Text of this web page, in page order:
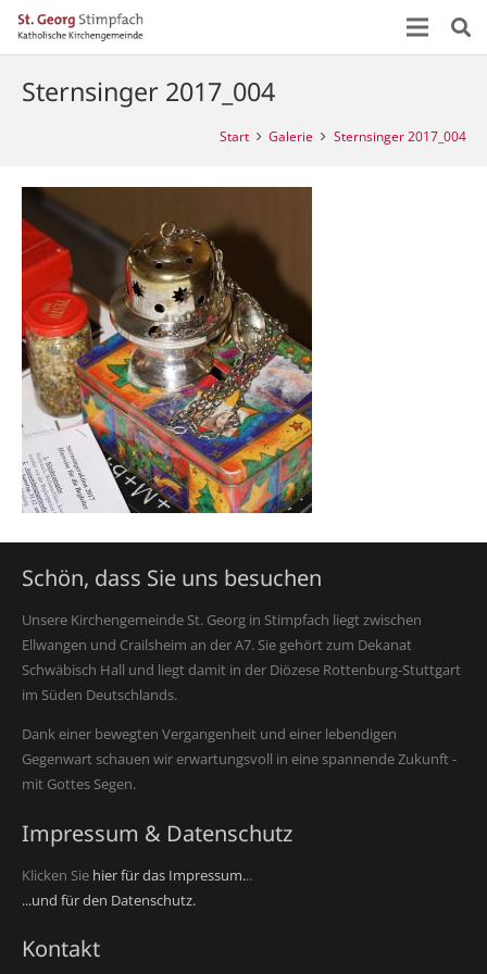
Sternsinger 2017_004
Start Galerie Sternsinger 2017_004
Schön, dass Sie uns besuchen
Unsere Kirchengemeinde St. Georg in Stimpfach liegt zwischen
Ellwangen und Crailsheim an der A7. Sie gehört zum Dekanat
Schwäbisch Hall und liegt damit in der Diözese Rottenburg-Stuttgart
im Süden Deutschlands.
Dank einer bewegten Vergangenheit und einer lebendigen
Gegenwart schauen wir erwartungsvoll in eine spannende Zukunft -
mit Gottes Segen.
Impressum & Datenschutz
Klicken Sie hier für das Impressum...
...und für den Datenschutz.
Kontakt